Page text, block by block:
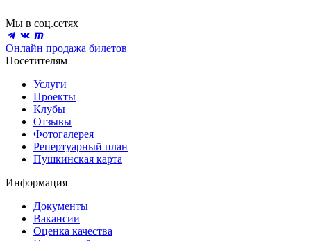
Мы в соц.сетях
Онлайн продажа билетов
Посетителям
Услуги
Проекты
Клубы
Отзывы
Фотогалерея
Репертуарный план
Пушкинская карта
Информация
Документы
Вакансии
Оценка качества